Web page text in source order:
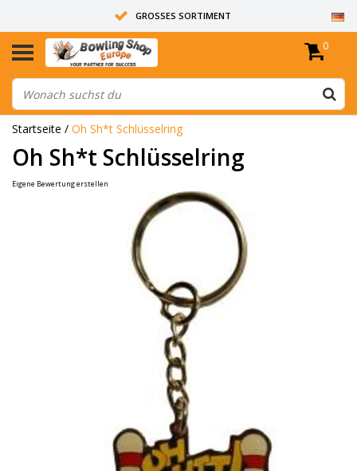
GROSSES SORTIMENT
14 TAGE RÜCKGABERECHT
ALLE BOWLINGKUGELN SIND UNGEBOHRT
0
Startseite / Oh Sh*t Schlüsselring
Oh Sh*t Schlüsselring
Eigene Bewertung erstellen